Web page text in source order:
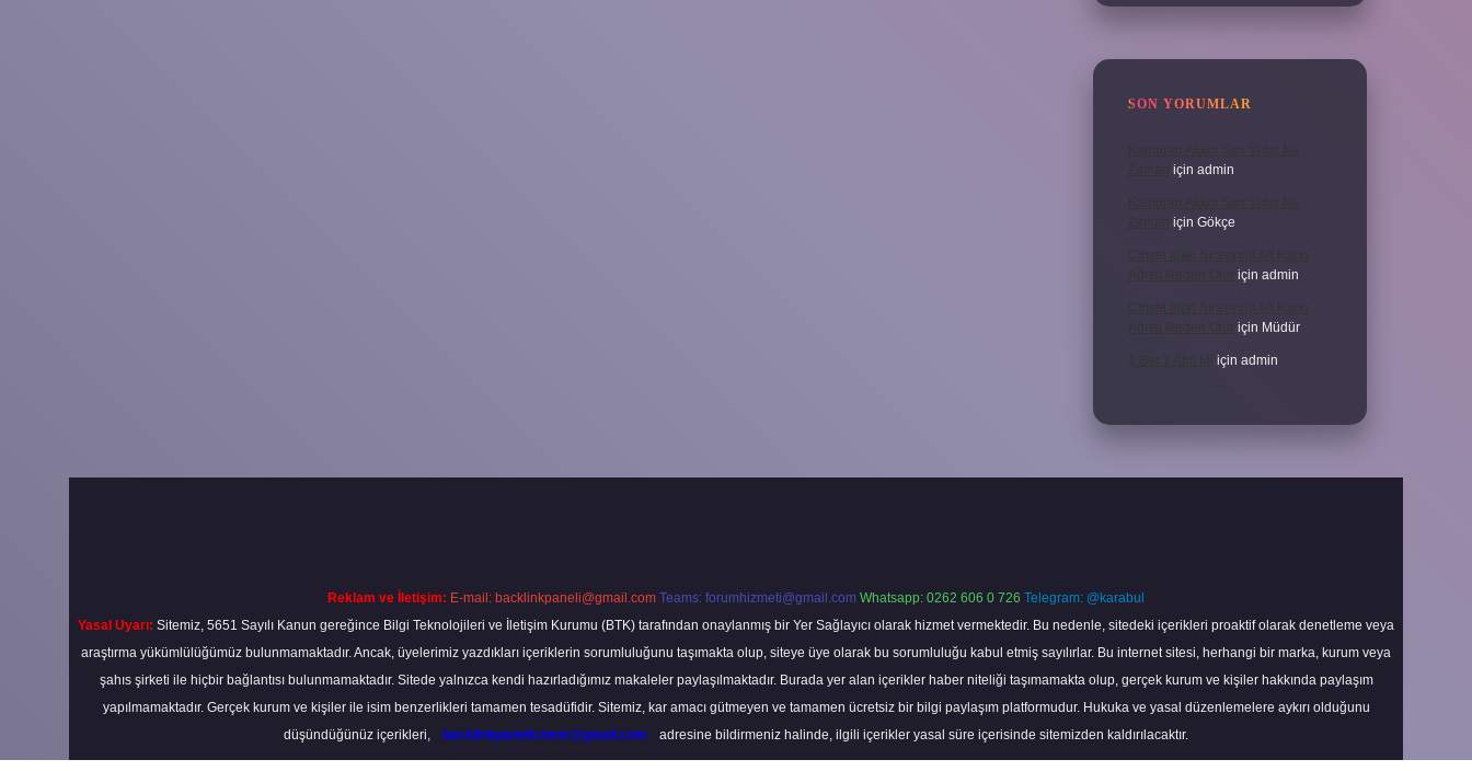
SON YORUMLAR
Kamuran Akkor Sev Yeter Ne
Zaman için admin
Kamuran Akkor Sev Yeter Ne
Zaman için Gökçe
Cinsel Ilişki Sırasında Alt Karın
Ağrısı Neden Olur için admin
Cinsel Ilişki Sırasında Alt Karın
Ağrısı Neden Olur için Müdür
1 Bar 1 Atm Mi için admin
Reklam ve İletişim: E-mail: backlinkpaneli@gmail.com Teams: forumhizmeti@gmail.com Whatsapp: 0262 606 0 726 Telegram: @karabul
Yasal Uyarı: Sitemiz, 5651 Sayılı Kanun gereğince Bilgi Teknolojileri ve İletişim Kurumu (BTK) tarafından onaylanmış bir Yer Sağlayıcı olarak hizmet vermektedir. Bu nedenle, sitedeki içerikleri proaktif olarak denetleme veya
araştırma yükümlülüğümüz bulunmamaktadır. Ancak, üyelerimiz yazdıkları içeriklerin sorumluluğunu taşımakta olup, siteye üye olarak bu sorumluluğu kabul etmiş sayılırlar. Bu internet sitesi, herhangi bir marka, kurum veya
şahıs şirketi ile hiçbir bağlantısı bulunmamaktadır. Sitede yalnızca kendi hazırladığımız makaleler paylaşılmaktadır. Burada yer alan içerikler haber niteliği taşımamakta olup, gerçek kurum ve kişiler hakkında paylaşım
yapılmamaktadır. Gerçek kurum ve kişiler ile isim benzerlikleri tamamen tesadüfidir. Sitemiz, kar amacı gütmeyen ve tamamen ücretsiz bir bilgi paylaşım platformudur. Hukuka ve yasal düzenlemelere aykırı olduğunu
düşündüğünüz içerikleri,
backlinkpanelicomtr@gmail.com adresine bildirmeniz halinde, ilgili içerikler yasal süre içerisinde sitemizden kaldırılacaktır.